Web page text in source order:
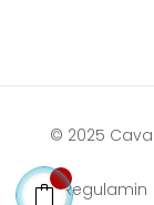
© 2025
Regulamin